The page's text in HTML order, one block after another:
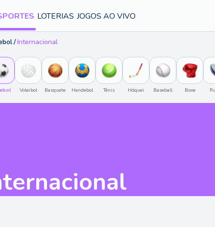
LOTERIAS JOGOS AO VIVO
Internacional
Voleibol Basquete Handebol Tênis Hóquei Baseball Boxe